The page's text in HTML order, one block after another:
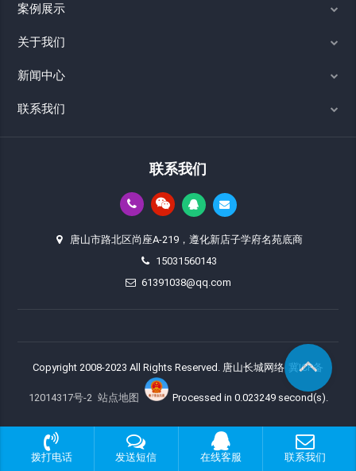
案例展示
关于我们
新闻中心
联系我们
联系我们
唐山市路北区尚座A-219，遵化新店子学府名苑底商
15031560143
61391038@qq.com
Copyright 2008-2023 All Rights Reserved. 唐山长城网络 冀ICP备
12014317号-2 站点地图 Processed in 0.023249 second(s).
拨打电话 发送短信 在线客服 联系我们